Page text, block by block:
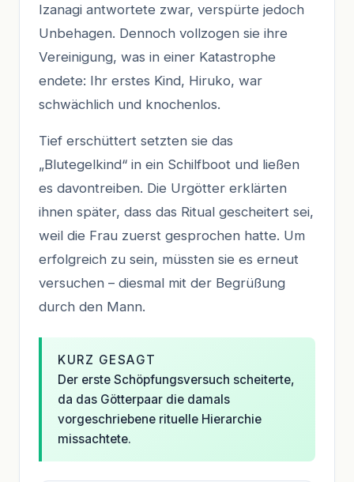
Izanagi antwortete zwar, verspürte jedoch
Unbehagen. Dennoch vollzogen sie ihre
Vereinigung, was in einer Katastrophe
endete: Ihr erstes Kind, Hiruko, war
schwächlich und knochenlos.
Tief erschüttert setzten sie das
„Blutegelkind“ in ein Schilfboot und ließen
es davontreiben. Die Urgötter erklärten
ihnen später, dass das Ritual gescheitert sei,
weil die Frau zuerst gesprochen hatte. Um
erfolgreich zu sein, müssten sie es erneut
versuchen – diesmal mit der Begrüßung
durch den Mann.
KURZ GESAGT
Der erste Schöpfungsversuch scheiterte,
da das Götterpaar die damals
vorgeschriebene rituelle Hierarchie
missachtete.